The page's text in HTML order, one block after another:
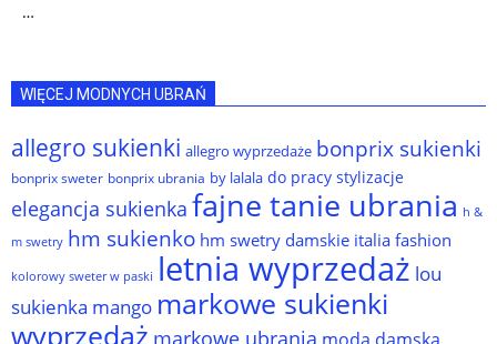
…
WIĘCEJ MODNYCH UBRAŃ
allegro sukienki allegro wyprzedaże bonprix sukienki
bonprix sweter bonprix ubrania by lalala do pracy stylizacje
elegancja sukienka fajne tanie ubrania h &
m swetry hm sukienko hm swetry damskie italia fashion
kolorowy sweter w paski letnia wyprzedaż lou
sukienka mango markowe sukienki
wyprzedaż markowe ubrania